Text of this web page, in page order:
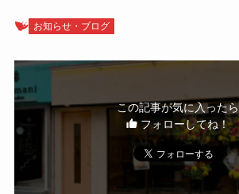
お知らせ・ブログ
この記事が気に入ったら
フォローしてね！